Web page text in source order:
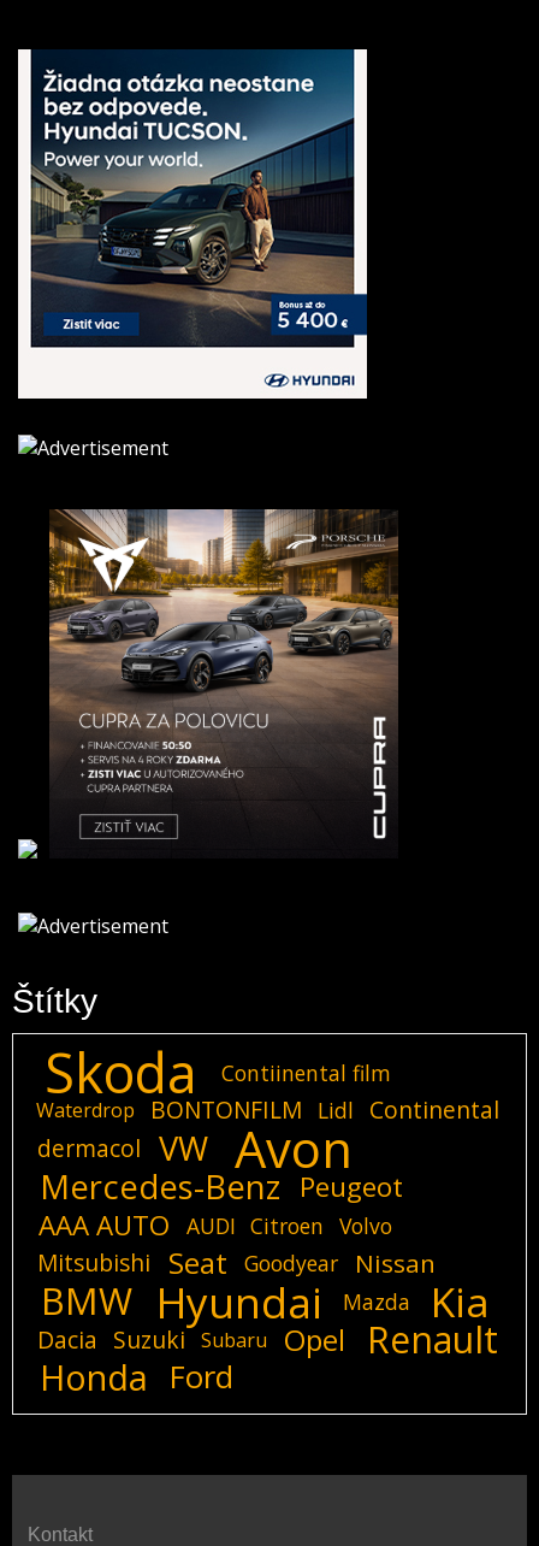
Štítky
Skoda Contiinental film
Waterdrop BONTONFILM Lidl
Continental
dermacol
VW Avon
Mercedes-Benz
Peugeot
AAA AUTO
AUDI Citroen Volvo
Mitsubishi Seat Goodyear Nissan
BMW Hyundai Mazda Kia
Dacia Suzuki Subaru Opel Renault
Honda Ford
Kontakt